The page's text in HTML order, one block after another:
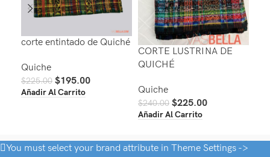
corte entintado de Quiché
Quiche
$225.00 $195.00
Añadir Al Carrito
CORTE LUSTRINA DE
QUICHÉ
Quiche
$240.00 $225.00
Añadir Al Carrito
You must select your brand attribute in Theme Settings ->